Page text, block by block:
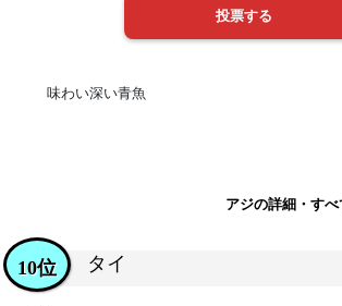
味わい深い青魚
アジの詳細・す
タイ
10位